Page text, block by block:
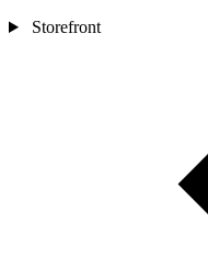
Storefront